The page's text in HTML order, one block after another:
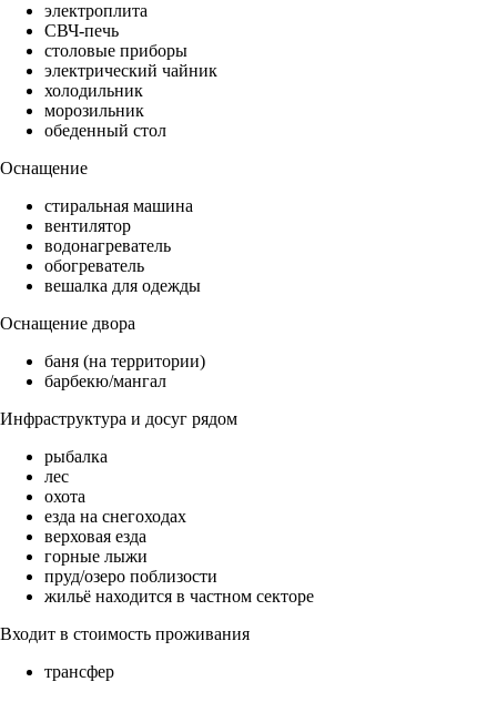
электроплита
СВЧ-печь
столовые приборы
электрический чайник
холодильник
морозильник
обеденный стол
Оснащение
стиральная машина
вентилятор
водонагреватель
обогреватель
вешалка для одежды
Оснащение двора
баня (на территории)
барбекю/мангал
Инфраструктура и досуг рядом
рыбалка
лес
охота
езда на снегоходах
верховая езда
горные лыжи
пруд/озеро поблизости
жильё находится в частном секторе
Входит в стоимость проживания
трансфер